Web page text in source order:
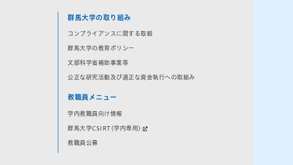
群馬大学の取り組み
コンプライアンスに関する取組
群馬大学の教育ポリシー
文部科学省補助事業等
公正な研究活動及び適正な資金執行への取組み
教職員メニュー
学内教職員向け情報
群馬大学CSIRT(学内専用)
教職員公募